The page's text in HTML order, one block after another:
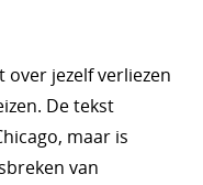
over jezelf verliezen
De tekst
maar is
van